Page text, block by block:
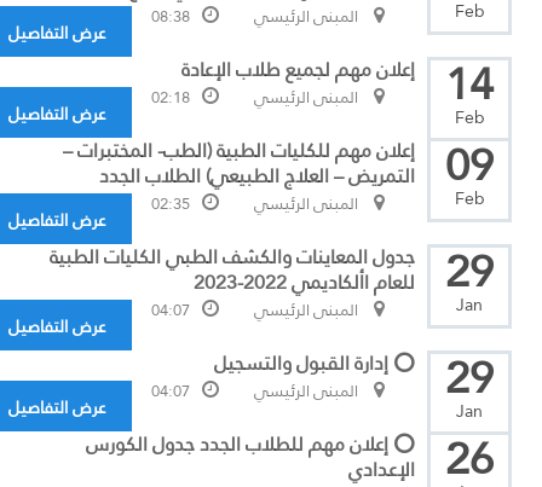
Feb المبنى الرئيسي 08:38
عرض التفاصيل
14
Feb
إعلان مهم لجميع طلاب الإعادة
المبنى الرئيسي 02:18
عرض التفاصيل
09
Feb
إعلان مهم للكليات الطبية (الطب- المختبرات –
التمريض – العلاج الطبيعي) الطلاب الجدد
المبنى الرئيسي 02:35
عرض التفاصيل
29
Jan
جدول المعاينات والكشف الطبي الكليات الطبية
للعام األكاديمي 2022-2023
المبنى الرئيسي 04:07
عرض التفاصيل
29
Jan
⭕ إدارة القبول والتسجيل
المبنى الرئيسي 04:07
عرض التفاصيل
26 ⭕ إعلان مهم للطلاب الجدد جدول الكورس
الإعدادي